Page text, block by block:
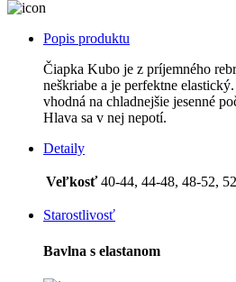
Popis produktu
Čiapka Kubo je z príjemného
neškriabe a je perfektne
vhodná na chladnejšie jesenné
Hlava sa v nej nepotí.
Detaily
Veľkosť 40-44, 44-48, 48-52,
Starostlivosť
Bavlna s elastanom